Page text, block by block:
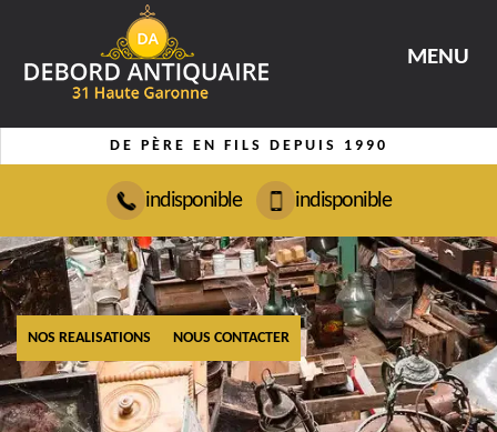
MENU
DE PÈRE EN FILS DEPUIS 1990
indisponible indisponible
NOS REALISATIONS NOUS CONTACTER